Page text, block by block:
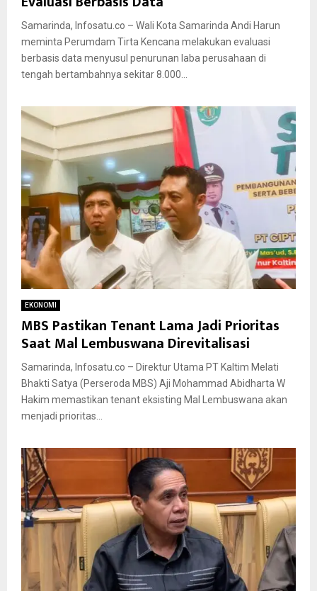
Samarinda, Infosatu.co – Wali Kota Samarinda Andi Harun
meminta Perumdam Tirta Kencana melakukan evaluasi
berbasis data menyusul penurunan laba perusahaan di
tengah bertambahnya sekitar 8.000...
EKONOMI
MBS Pastikan Tenant Lama Jadi Prioritas
Saat Mal Lembuswana Direvitalisasi
Samarinda, Infosatu.co – Direktur Utama PT Kaltim Melati
Bhakti Satya (Perseroda MBS) Aji Mohammad Abidharta W
Hakim memastikan tenant eksisting Mal Lembuswana akan
menjadi prioritas...